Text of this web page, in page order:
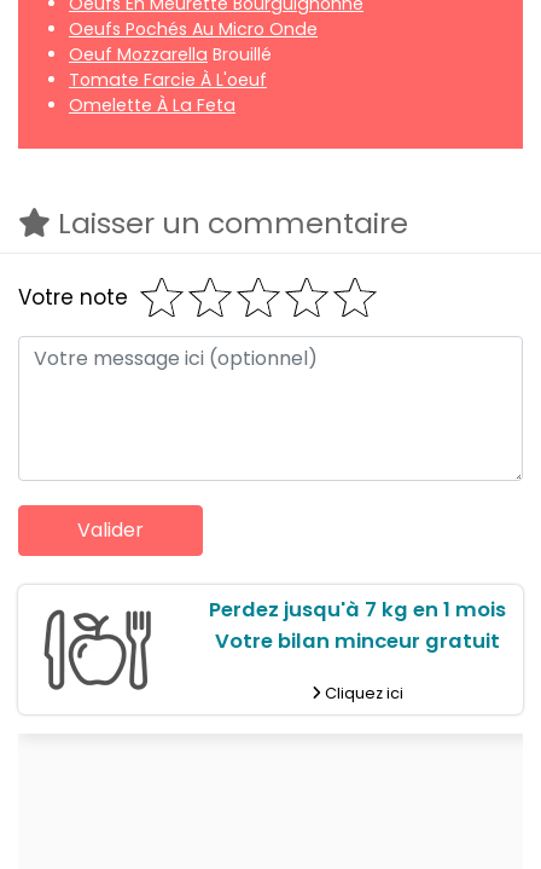
Oeufs Pochés Au Micro Onde
Oeuf Mozzarella Brouillé
Tomate Farcie À L'oeuf
Omelette À La Feta
Laisser un commentaire
Votre note
Perdez jusqu'à 7 kg en 1 mois
Votre bilan minceur gratuit
Cliquez ici